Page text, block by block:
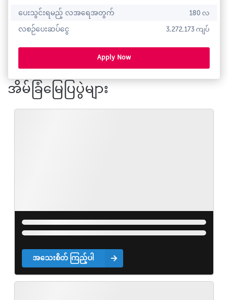
ပေးသွင်းရမည့် လအရေအတွက် 180 လ
လစဉ်ပေးဆပ်ငွေ 3,272,173 ကျပ်
Apply Now
အိမ်ခြံမြေပြပွဲများ
အသေးစိတ် ကြည့်ပါ